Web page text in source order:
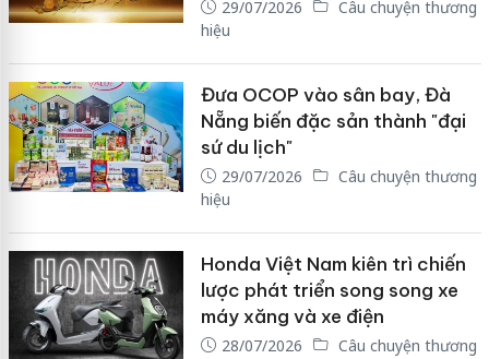
29/07/2026
Câu chuyện thương
hiệu
Đưa OCOP vào sân bay, Đà
Nẵng biến đặc sản thành "đại
sứ du lịch"
29/07/2026
Câu chuyện thương
hiệu
Honda Việt Nam kiên trì chiến
lược phát triển song song xe
máy xăng và xe điện
28/07/2026
Câu chuyện thương